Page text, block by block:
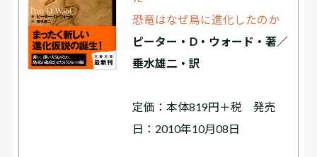
恐竜はなぜ鳥に進化したのか
ピーター・D・ウォード・著／
垂水雄二・訳
定価：本体819円＋税 発売
日：2010年10月08日